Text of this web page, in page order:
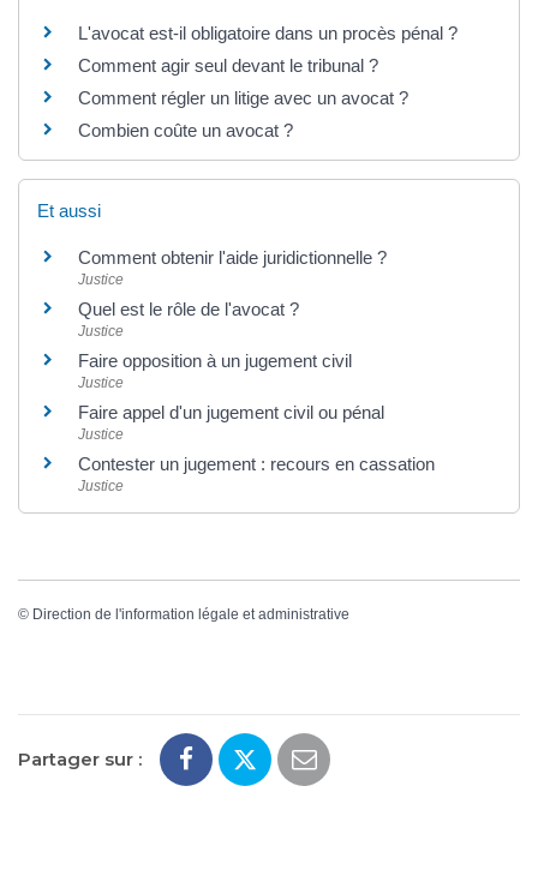
L'avocat est-il obligatoire dans un procès pénal ?
Comment agir seul devant le tribunal ?
Comment régler un litige avec un avocat ?
Combien coûte un avocat ?
Et aussi
Comment obtenir l'aide juridictionnelle ?
Justice
Quel est le rôle de l'avocat ?
Justice
Faire opposition à un jugement civil
Justice
Faire appel d'un jugement civil ou pénal
Justice
Contester un jugement : recours en cassation
Justice
© Direction de l'information légale et administrative
Partager sur :